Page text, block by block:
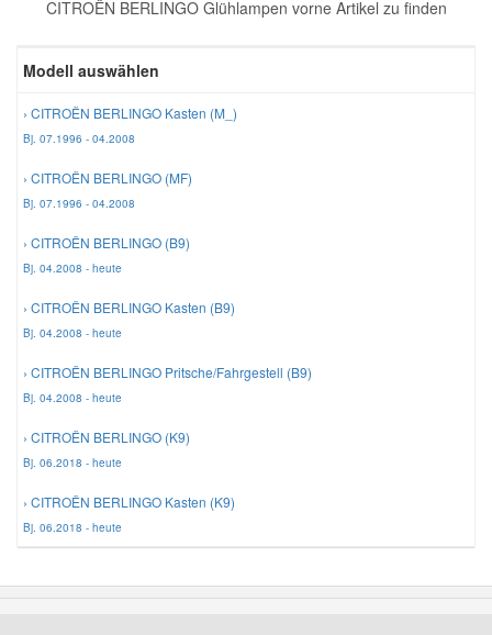
CITROËN BERLINGO Glühlampen vorne Artikel zu finden
Modell auswählen
› CITROËN BERLINGO Kasten (M_)
Bj. 07.1996 - 04.2008
› CITROËN BERLINGO (MF)
Bj. 07.1996 - 04.2008
› CITROËN BERLINGO (B9)
Bj. 04.2008 - heute
› CITROËN BERLINGO Kasten (B9)
Bj. 04.2008 - heute
› CITROËN BERLINGO Pritsche/Fahrgestell (B9)
Bj. 04.2008 - heute
› CITROËN BERLINGO (K9)
Bj. 06.2018 - heute
› CITROËN BERLINGO Kasten (K9)
Bj. 06.2018 - heute
Zündanlage und Glühanlage
Daihatsu Ersatzteile
Mercedes Ersatzteile